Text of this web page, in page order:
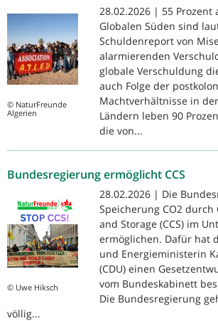
© NaturFreunde
Algerien
28.02.2026 | 55 Prozent
Globalen Süden sind
Schuldenreport von
alarmierenden
globale Verschuldung
auch Folge der
Machtverhältnisse in
Ländern leben 90
die von...
Bundesregierung ermöglicht CCS
© Uwe Hiksch
28.02.2026 | Die
Speicherung CO2 durch
and Storage (CCS) im
ermöglichen. Dafür hat
und Energieministerin
(CDU) einen
vom Bundeskabinett
Die Bundesregierung
völlig...